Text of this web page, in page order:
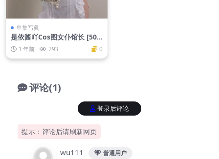
单集写眞
是依酱吖Cos图女仆馆长 [50P
5V-225MB]
1 年前 293 0
评论(1)
提示：评论后请刷新网页
登录后评论
wu111 普通用户